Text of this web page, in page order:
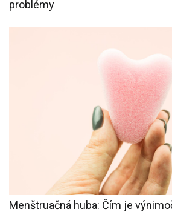
problémy
Menštruačná huba: Čím je